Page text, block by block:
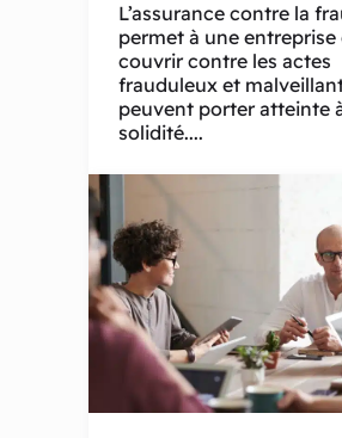
L’assurance contre la
permet à une entreprise
couvrir contre les actes
frauduleux et
peuvent porter atteinte
solidité....